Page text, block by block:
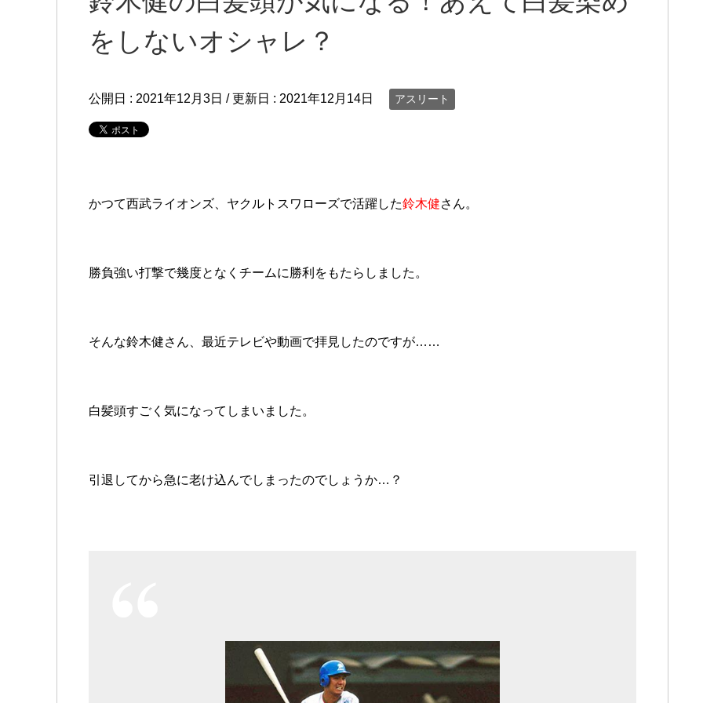
をしないオシャレ？
公開日 : 2021年12月3日 / 更新日 : 2021年12月14日 アスリート
かつて西武ライオンズ、ヤクルトスワローズで活躍した鈴木健さん。
勝負強い打撃で幾度となくチームに勝利をもたらしました。
そんな鈴木健さん、最近テレビや動画で拝見したのですが……
白髪頭すごく気になってしまいました。
引退してから急に老け込んでしまったのでしょうか…？